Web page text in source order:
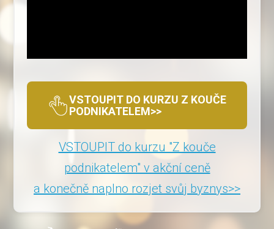
VSTOUPIT DO KURZU Z KOUČE
PODNIKATELEM>>
VSTOUPIT do kurzu "Z kouče
podnikatelem" v akční ceně
a konečně naplno rozjet svůj byznys>>